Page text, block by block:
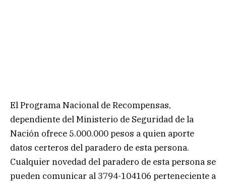
El Programa Nacional de Recompensas,
dependiente del Ministerio de Seguridad de la
Nación ofrece 5.000.000 pesos a quien aporte
datos certeros del paradero de esta persona.
Cualquier novedad del paradero de esta persona se
pueden comunicar al 3794-104106 perteneciente a